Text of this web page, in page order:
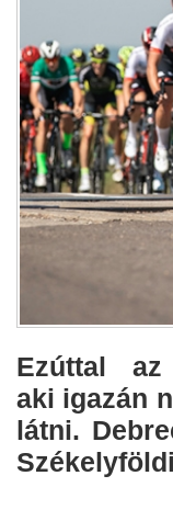
Ezúttal
aki igazán
látni.